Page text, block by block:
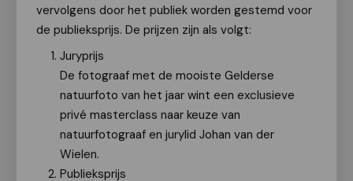
vervolgens door het publiek worden gestemd voor
de publieksprijs. De prijzen zijn als volgt:
Juryprijs
De fotograaf met de mooiste Gelderse
natuurfoto van het jaar wint een exclusieve
privé masterclass naar keuze van
natuurfotograaf en jurylid Johan van der
Wielen.
Publieksprijs